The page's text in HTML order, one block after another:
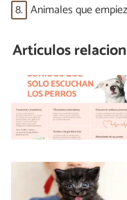
8. Animales que
Artículos